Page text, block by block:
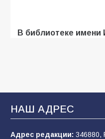
В библиотеке имени
В Батайске
108 04.08.2026
НАШ АДРЕС
Адрес редакции: 346880,